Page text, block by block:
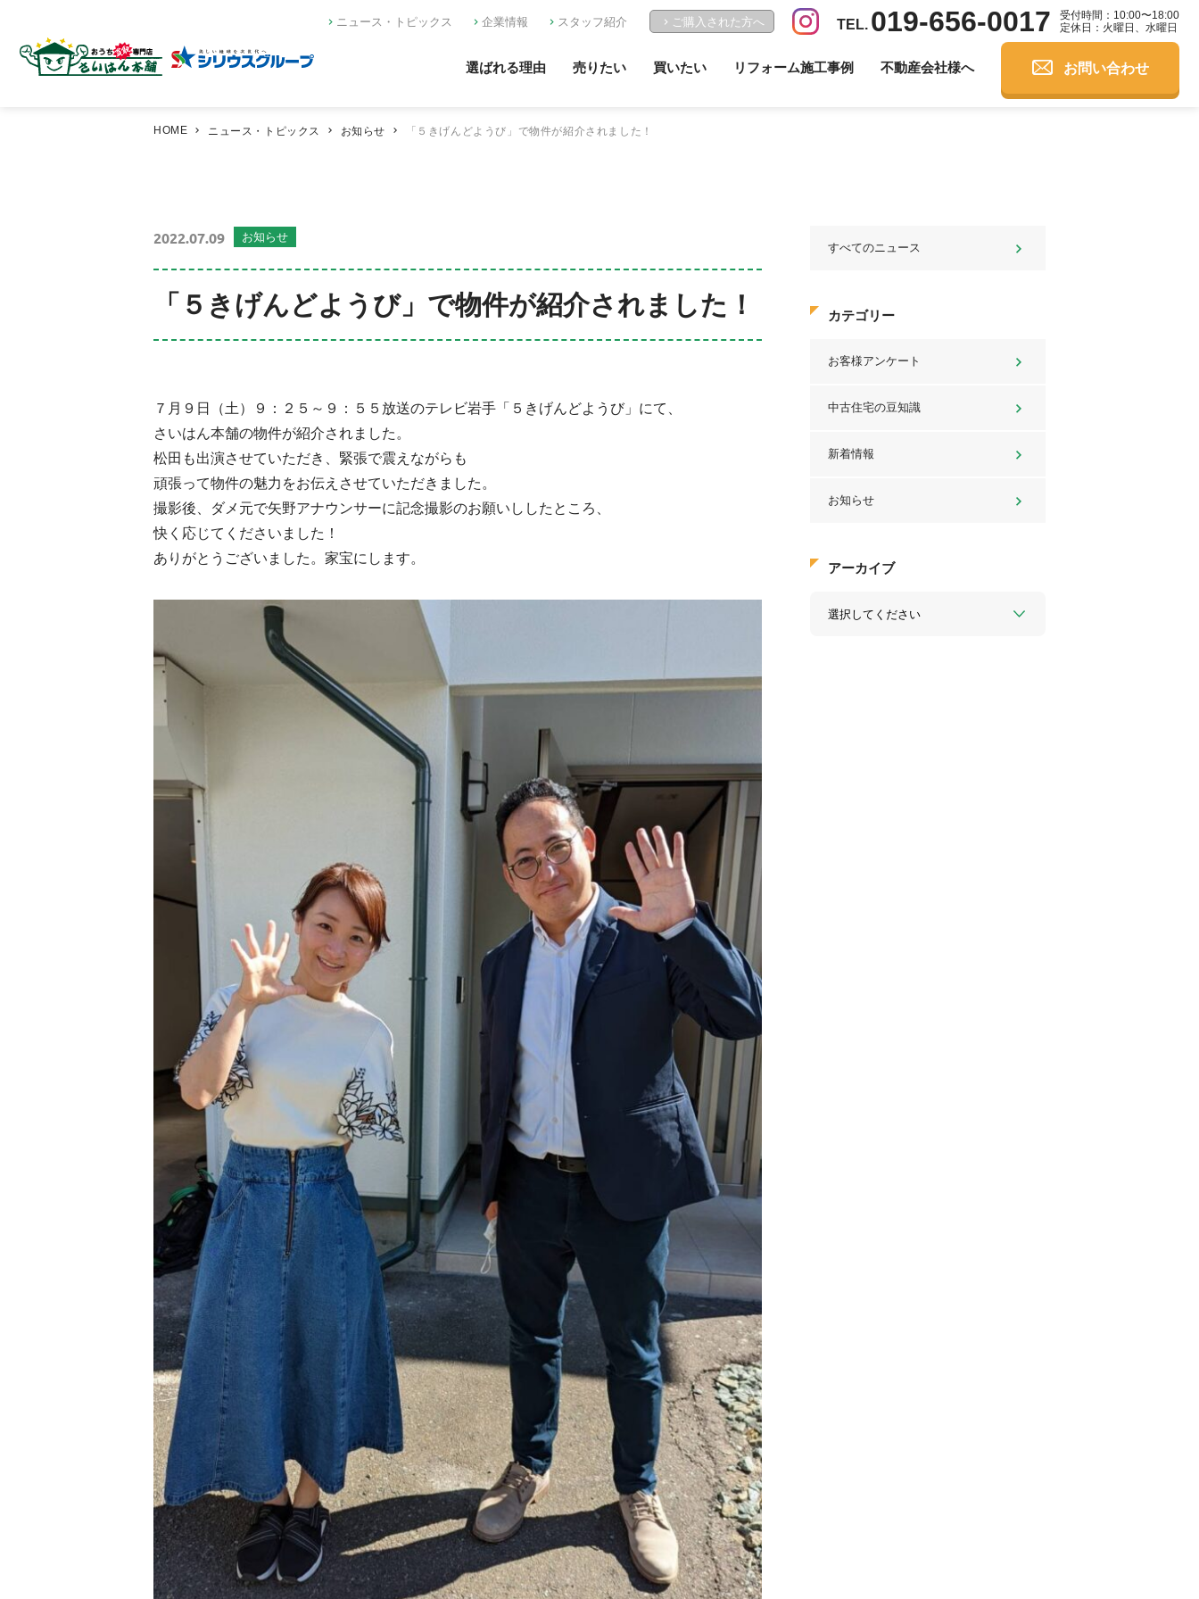
選ばれる理由 売りたい 買いたい リフォーム施工事例 不動産会社様へ
ニュース・トピックス 企業情報 スタッフ紹介 ご購入された方へ 019-656-0017
受付時間：10:00〜18:00
定休日：火曜日、水曜日
お問い合わせ
HOME ニュース・トピックス お知らせ 「５きげんどようび」で物件が紹介されました！
2022.07.09 お知らせ
「５きげんどようび」で物件が紹介されました！
７月９日（土）９：２５～９：５５放送のテレビ岩手「５きげんどようび」にて、
さいはん本舗の物件が紹介されました。
松田も出演させていただき、緊張で震えながらも
頑張って物件の魅力をお伝えさせていただきました。
撮影後、ダメ元で矢野アナウンサーに記念撮影のお願いししたところ、
快く応じてくださいました！
ありがとうございました。家宝にします。
すべてのニュース
カテゴリー
お客様アンケート
中古住宅の豆知識
新着情報
お知らせ
アーカイブ